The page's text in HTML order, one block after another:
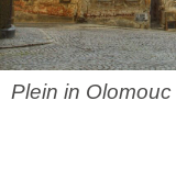
Plein in Olomouc